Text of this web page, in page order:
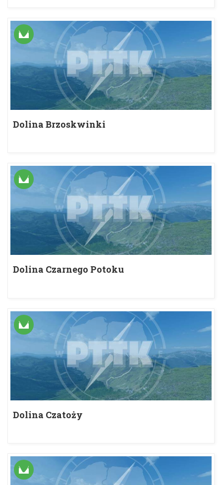
Dolina Brzoskwinki
Dolina Czarnego Potoku
Dolina Czatoży